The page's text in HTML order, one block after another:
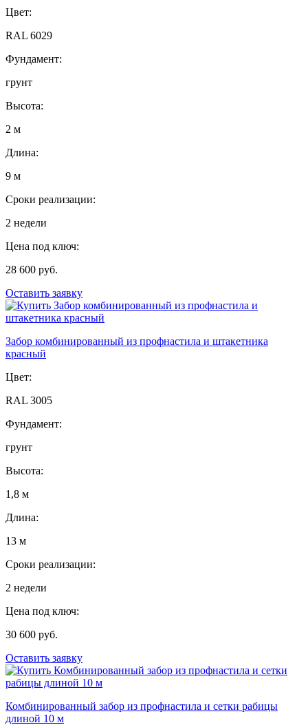
Цвет:
RAL 6029
Фундамент:
грунт
Высота:
2 м
Длина:
9 м
Сроки реализации:
2 недели
Цена под ключ:
28 600 руб.
Оставить заявку
Забор комбинированный из профнастила и штакетника
красный
Цвет:
RAL 3005
Фундамент:
грунт
Высота:
1,8 м
Длина:
13 м
Сроки реализации:
2 недели
Цена под ключ:
30 600 руб.
Оставить заявку
Комбинированный забор из профнастила и сетки рабицы
длиной 10 м